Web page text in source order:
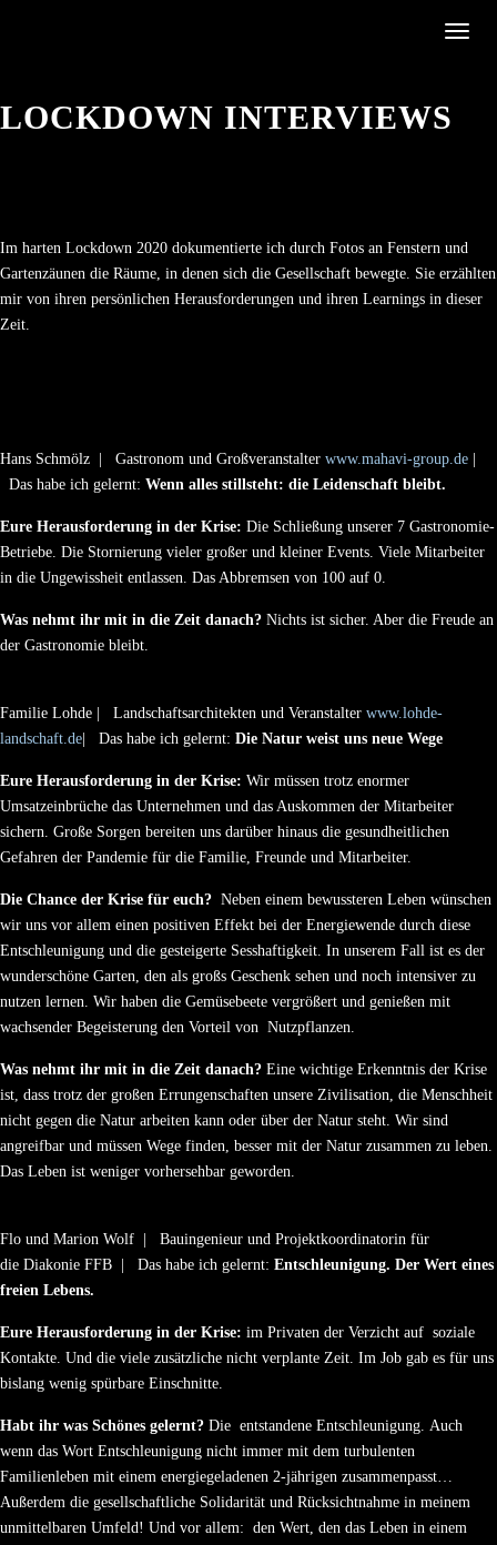
LOCKDOWN INTERVIEWS
Im harten Lockdown 2020 dokumentierte ich durch Fotos an Fenstern und
Gartenzäunen die Räume, in denen sich die Gesellschaft bewegte. Sie erzählten
mir von ihren persönlichen Herausforderungen und ihren Learnings in dieser
Zeit.
Hans Schmölz | Gastronom und Großveranstalter www.mahavi-group.de
Das habe ich gelernt: Wenn alles stillsteht: die Leidenschaft bleibt.
Eure Herausforderung in der Krise: Die Schließung unserer 7 Gastronomie-
Betriebe. Die Stornierung vieler großer und kleiner Events. Viele Mitarbeiter
in die Ungewissheit entlassen. Das Abbremsen von 100 auf 0.
Was nehmt ihr mit in die Zeit danach? Nichts ist sicher. Aber die Freude an
der Gastronomie bleibt.
Familie Lohde | Landschaftsarchitekten und Veranstalter www.lohde-
landschaft.de | Das habe ich gelernt: Die Natur weist uns neue Wege
Eure Herausforderung in der Krise: Wir müssen trotz enormer
Umsatzeinbrüche das Unternehmen und das Auskommen der Mitarbeiter
sichern. Große Sorgen bereiten uns darüber hinaus die gesundheitlichen
Gefahren der Pandemie für die Familie, Freunde und Mitarbeiter.
Die Chance der Krise für euch? Neben einem bewussteren Leben wünschen
wir uns vor allem einen positiven Effekt bei der Energiewende durch diese
Entschleunigung und die gesteigerte Sesshaftigkeit. In unserem Fall ist es der
wunderschöne Garten, den als großs Geschenk sehen und noch intensiver zu
nutzen lernen. Wir haben die Gemüsebeete vergrößert und genießen mit
wachsender Begeisterung den Vorteil von Nutzpflanzen.
Was nehmt ihr mit in die Zeit danach? Eine wichtige Erkenntnis der Krise
ist, dass trotz der großen Errungenschaften unsere Zivilisation, die Menschheit
nicht gegen die Natur arbeiten kann oder über der Natur steht. Wir sind
angreifbar und müssen Wege finden, besser mit der Natur zusammen zu leben.
Das Leben ist weniger vorhersehbar geworden.
Flo und Marion Wolf | Bauingenieur und Projektkoordinatorin für
die Diakonie FFB | Das habe ich gelernt: Entschleunigung. Der Wert eines
freien Lebens.
Eure Herausforderung in der Krise: im Privaten der Verzicht auf soziale
Kontakte. Und die viele zusätzliche nicht verplante Zeit. Im Job gab es für uns
bislang wenig spürbare Einschnitte.
Habt ihr was Schönes gelernt? Die entstandene Entschleunigung. Auch
wenn das Wort Entschleunigung nicht immer mit dem turbulenten
Familienleben mit einem energiegeladenen 2-jährigen zusammenpasst…
Außerdem die gesellschaftliche Solidarität und Rücksichtnahme in meinem
unmittelbaren Umfeld! Und vor allem: den Wert, den das Leben in einem